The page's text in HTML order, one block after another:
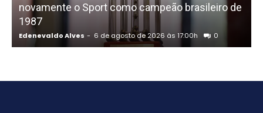
novamente o Sport como campeão brasileiro de
1987
Edenevaldo Alves - 6 de agosto de 2026 às 17:00h 0